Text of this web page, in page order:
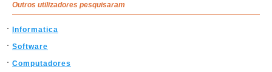
Outros utilizadores pesquisaram
Informatica
Software
Computadores